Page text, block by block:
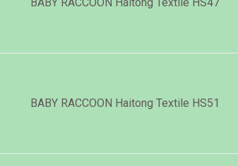
BABY RACCOON Haitong Textile HS51